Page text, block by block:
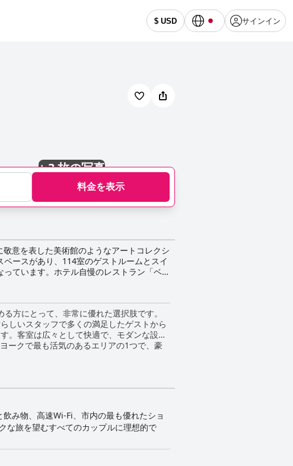
$ USD サインイン
+3 枚の写真
料金を表示
意を表した美術館のようなアートコレクシ
ースがあり、114室のゲストルームとスイ
ています。ホテル自慢のレストラン「ベラ
のプールバー「ジミー」からは、街の素晴
グ、文化スポットへのアクセスも良く、思
方にとって、非常に優れた選択肢です。
しいスタッフで多くの満足したゲストから
。客室は広々として快適で、モダンな設備
ークで最も活気のあるエリアの1つで、豪
み物、高速Wi-Fi、市内の最も優れたショ
な旅を望むすべてのカップルに理想的で